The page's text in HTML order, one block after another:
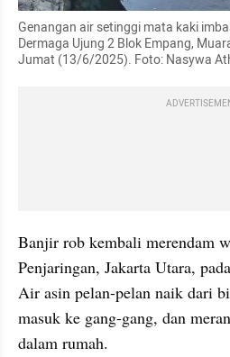
Genangan air setinggi mata kaki
Dermaga Ujung 2 Blok Empang,
Jumat (13/6/2025). Foto: Nasywa
Banjir rob kembali merendam
Penjaringan, Jakarta Utara,
Air asin pelan-pelan naik dari
masuk ke gang-gang, dan
dalam rumah.